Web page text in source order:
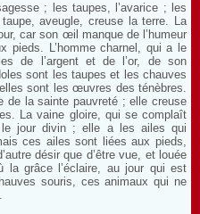
; les taupes, l’avarice ; les
aveugle, creuse la terre. La
car son œil manque de l’humeur
pieds. L’homme charnel, qui a le
de l’argent et de l’or, de son
sont les taupes et les chauves
sont les œuvres des ténèbres.
de la sainte pauvreté ; elle creuse
La vaine gloire, qui se complaît
jour divin ; elle a les ailes qui
ces ailes sont liées aux pieds,
désir que d’être vue, et louée
grâce l’éclaire, au jour qui est
souris, ces animaux qui ne